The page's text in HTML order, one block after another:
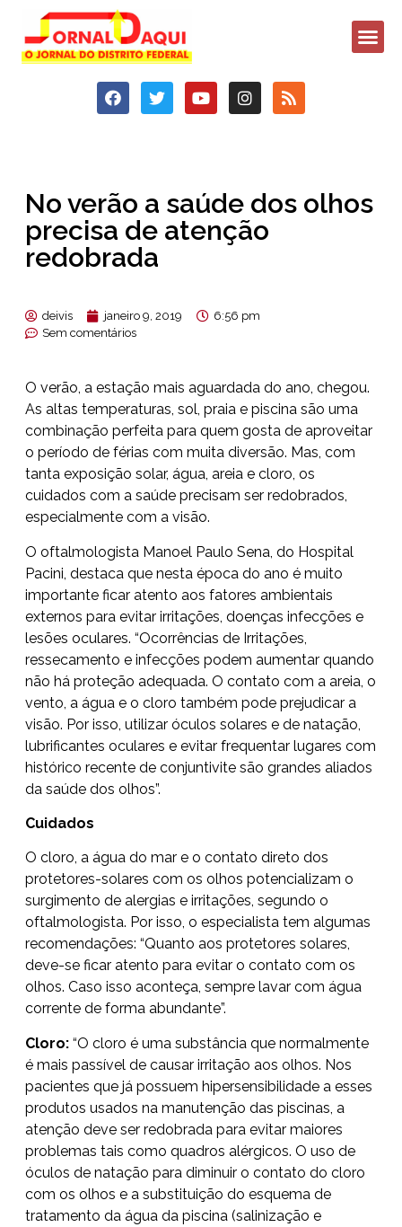
No verão a saúde dos olhos
precisa de atenção
redobrada
deivis janeiro 9, 2019
6:56 pm
Sem comentários
O verão, a estação mais aguardada do ano, chegou.
As altas temperaturas, sol, praia e piscina são uma
combinação perfeita para quem gosta de aproveitar
o período de férias com muita diversão. Mas, com
tanta exposição solar, água, areia e cloro, os
cuidados com a saúde precisam ser redobrados,
especialmente com a visão.
O oftalmologista Manoel Paulo Sena, do Hospital
Pacini, destaca que nesta época do ano é muito
importante ficar atento aos fatores ambientais
externos para evitar irritações, doenças infecções e
lesões oculares. “Ocorrências de Irritações,
ressecamento e infecções podem aumentar quando
não há proteção adequada. O contato com a areia, o
vento, a água e o cloro também pode prejudicar a
visão. Por isso, utilizar óculos solares e de natação,
lubrificantes oculares e evitar frequentar lugares com
histórico recente de conjuntivite são grandes aliados
da saúde dos olhos”.
Cuidados
O cloro, a água do mar e o contato direto dos
protetores-solares com os olhos potencializam o
surgimento de alergias e irritações, segundo o
oftalmologista. Por isso, o especialista tem algumas
recomendações: “Quanto aos protetores solares,
deve-se ficar atento para evitar o contato com os
olhos. Caso isso aconteça, sempre lavar com água
corrente de forma abundante”.
Cloro: “O cloro é uma substância que normalmente
é mais passível de causar irritação aos olhos. Nos
pacientes que já possuem hipersensibilidade a esses
produtos usados na manutenção das piscinas, a
atenção deve ser redobrada para evitar maiores
problemas tais como quadros alérgicos. O uso de
óculos de natação para diminuir o contato do cloro
com os olhos e a substituição do esquema de
tratamento da água da piscina (salinização e